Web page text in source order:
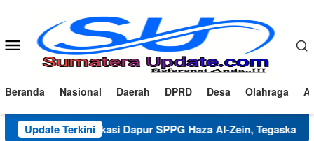
Menu
Mobile
Beranda Nasional Daerah DPRD Desa Olahraga
Update Terkini
Klarifikasi Dapur SPPG Haza Al-Zein, Tegaskan Komitmen